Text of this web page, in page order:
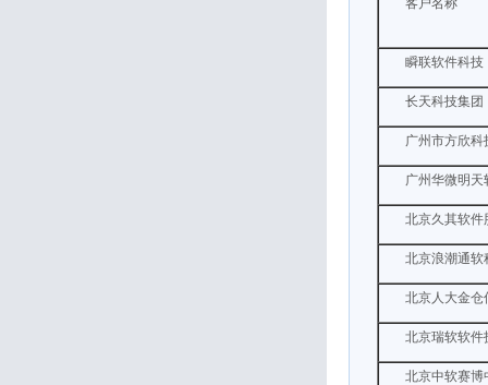
客户名称
瞬联软件科技
长天科技集团
广州市方欣科
广州华微明
北京久其软件
北京浪潮通软
北京人大金仓
北京瑞软软件
北京中软赛博